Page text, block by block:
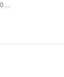
...